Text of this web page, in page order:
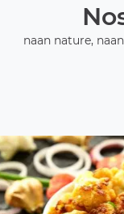
naan nature,